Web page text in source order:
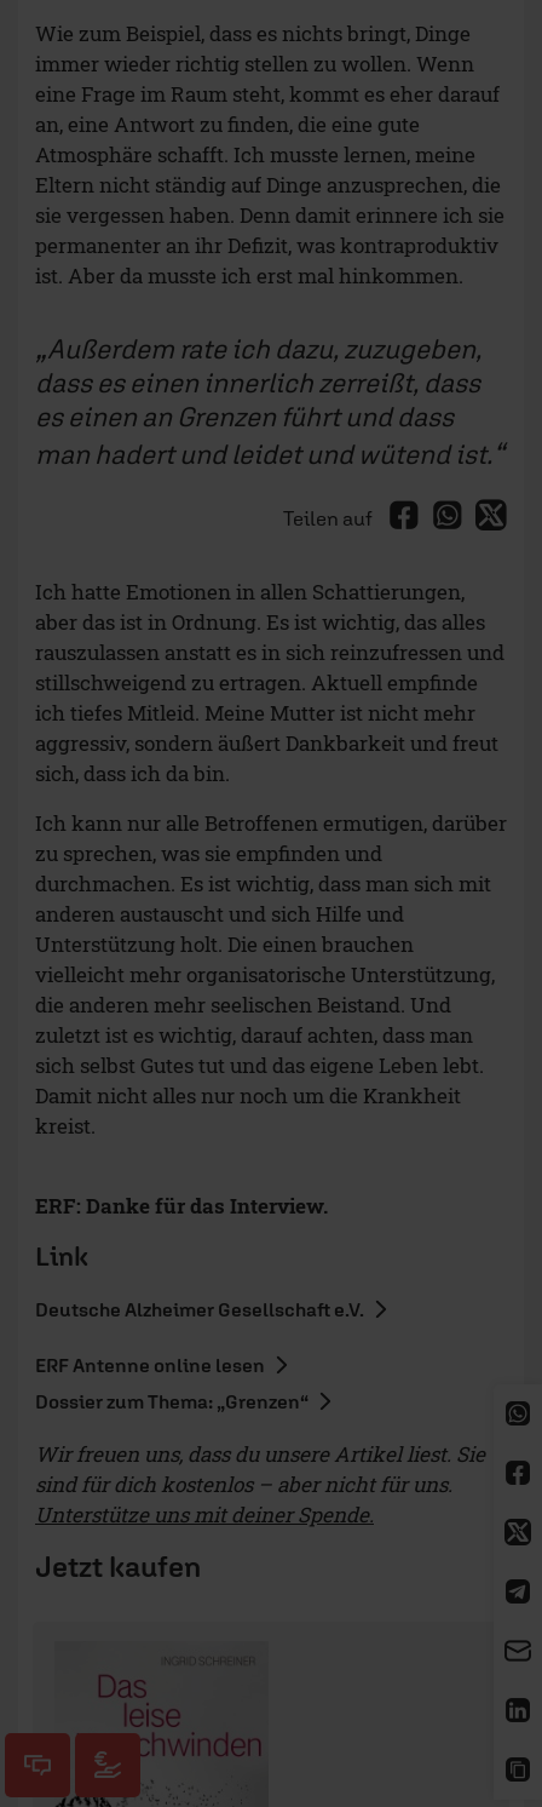
Wie zum Beispiel, dass es nichts bringt, Dinge
immer wieder richtig stellen zu wollen. Wenn
eine Frage im Raum steht, kommt es eher darauf
an, eine Antwort zu finden, die eine gute
Atmosphäre schafft. Ich musste lernen, meine
Eltern nicht ständig auf Dinge anzusprechen, die
sie vergessen haben. Denn damit erinnere ich sie
permanenter an ihr Defizit, was kontraproduktiv
ist. Aber da musste ich erst mal hinkommen.
Außerdem rate ich dazu, zuzugeben,
dass es einen innerlich zerreißt, dass
es einen an Grenzen führt und dass
man hadert und leidet und wütend ist.
Teilen auf
Ich hatte Emotionen in allen Schattierungen,
aber das ist in Ordnung. Es ist wichtig, das alles
rauszulassen anstatt es in sich reinzufressen und
stillschweigend zu ertragen. Aktuell empfinde
ich tiefes Mitleid. Meine Mutter ist nicht mehr
aggressiv, sondern äußert Dankbarkeit und freut
sich, dass ich da bin.
Ich kann nur alle Betroffenen ermutigen, darüber
zu sprechen, was sie empfinden und
durchmachen. Es ist wichtig, dass man sich mit
anderen austauscht und sich Hilfe und
Unterstützung holt. Die einen brauchen
vielleicht mehr organisatorische Unterstützung,
die anderen mehr seelischen Beistand. Und
zuletzt ist es wichtig, darauf achten, dass man
sich selbst Gutes tut und das eigene Leben lebt.
Damit nicht alles nur noch um die Krankheit
kreist.
ERF: Danke für das Interview.
Link
Deutsche Alzheimer Gesellschaft e.V.
ERF Antenne online lesen
Dossier zum Thema: „Grenzen“
Wir freuen uns, dass du unsere Artikel liest. Sie
sind für dich kostenlos – aber nicht für uns.
Unterstütze uns mit deiner Spende.
Jetzt kaufen